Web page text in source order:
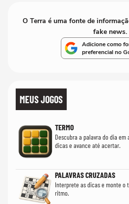
O Terra é uma fonte de
fake news.
Adicione como
preferencial no
MEUS JOGOS
TERMO
Descubra a palavra do dia
dicas e avance até acertar.
PALAVRAS CRUZADAS
Interprete as dicas e monte o
ritmo.